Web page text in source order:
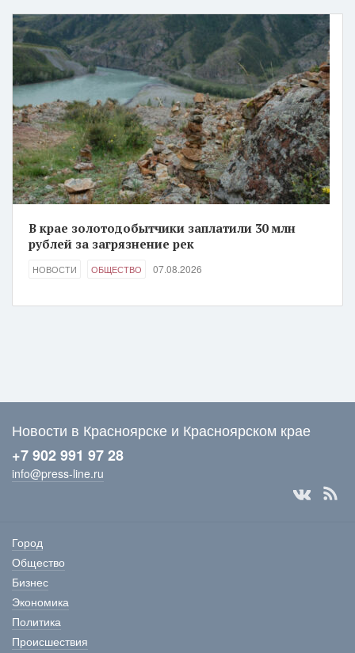
В крае золотодобытчики заплатили 30 млн
рублей за загрязнение рек
НОВОСТИ ОБЩЕСТВО 07.08.2026
Новости в Красноярске и Красноярском крае
+7 902 991 97 28
info@press-line.ru
Город
Общество
Бизнес
Экономика
Политика
Происшествия